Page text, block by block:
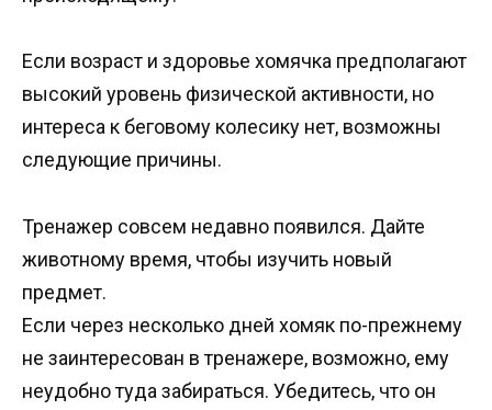
Если возраст и здоровье хомячка предполагают
высокий уровень физической активности, но
интереса к беговому колесику нет, возможны
следующие причины.
Тренажер совсем недавно появился. Дайте
животному время, чтобы изучить новый
предмет.
Если через несколько дней хомяк по-прежнему
не заинтересован в тренажере, возможно, ему
неудобно туда забираться. Убедитесь, что он